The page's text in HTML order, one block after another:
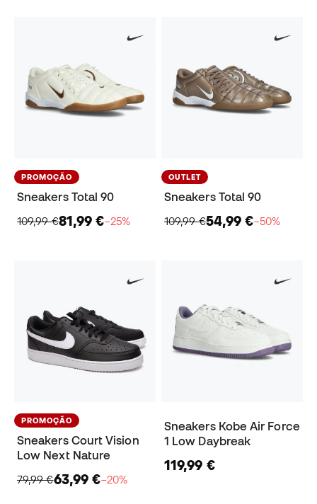
PROMOÇÃO
Sneakers Total 90
109,99 €81,99 €−25%
OUTLET
Sneakers Total 90
109,99 €54,99 €−50%
PROMOÇÃO
Sneakers Court Vision
Low Next Nature
79,99 €63,99 €−20%
Sneakers Kobe Air Force
1 Low Daybreak
119,99 €